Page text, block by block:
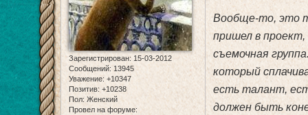
Зарегистрирован: 15-03-2012
Сообщений: 13945
Уважение: +10347
Позитив: +10238
Пол: Женский
Провел на форуме:
Вообще-то, это
пришел в проект,
съемочная
который
есть талант,
должен быть